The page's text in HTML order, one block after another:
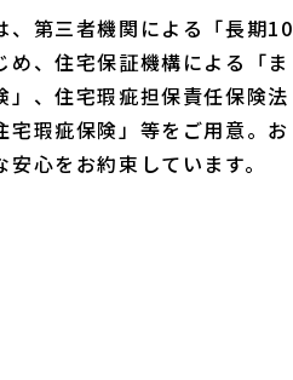
、第三者機関による「長期10
め、住宅保証機構による「ま
」、住宅瑕疵担保責任保険法
宅瑕疵保険」等をご用意。お
心をお約束しています。